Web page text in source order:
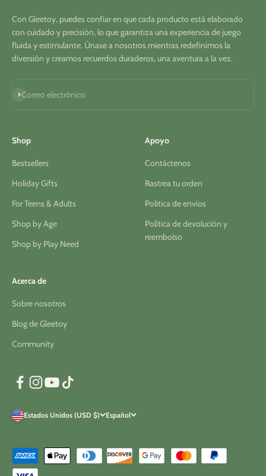
Con Gleetoy, puedes confiar en que cada producto está elaborado
con cuidado y precisión, lo que garantiza una experiencia de juego
fluida y estimulante. Únase a nosotros mientras redefinimos la
diversión y creamos recuerdos duraderos, una aventura a la vez.
Correo electrónico
Suscribirse
Shop
Bestsellers
Holiday Gifts
For Teens & Adults
Shop by Age
Shop by Play Need
Apoyo
Contáctenos
Rastrea tu orden
Politica de envios
Política de devolución y
reembolso
Acerca de
Sobre nosotros
Blog de Gleetoy
Community
Estados Unidos (USD $) Español